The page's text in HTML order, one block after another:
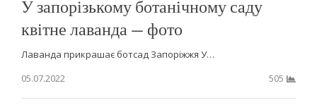
У запорізькому ботанічному саду
квітне лаванда — фото
Лаванда прикрашає ботсад Запоріжжя У…
05.07.2022
505